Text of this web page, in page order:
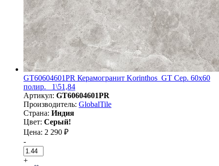
GT60604601PR Керамогранит Korinthos_GT Сер. 60x60
полир._ 1\51,84
Артикул: GT60604601PR
Производитель: GlobalTile
Страна: Индия
Цвет: Серый!
Цена: 2 290 ₽
-
+